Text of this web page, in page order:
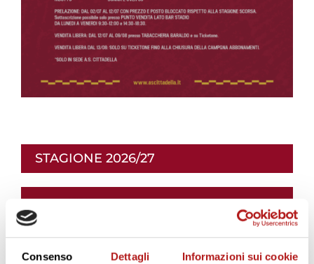
Consenso Dettagli Informazioni sui cookie
STAGIONE 2026/27